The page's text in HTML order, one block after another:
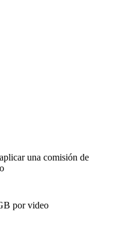
una comisión de
por video